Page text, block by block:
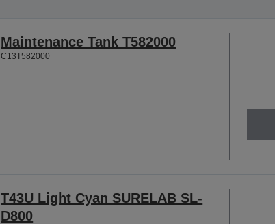
Maintenance Tank T582000
C13T582000
T43U Light Cyan SURELAB SL-
D800